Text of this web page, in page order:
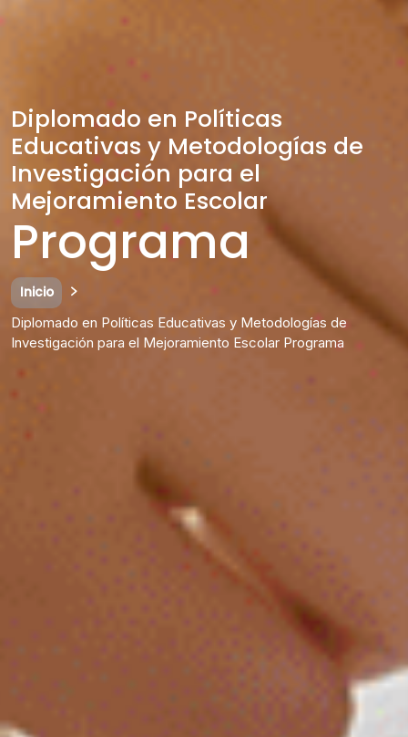
Diplomado en Políticas
Educativas y Metodologías de
Investigación para el
Mejoramiento Escolar
Programa
Inicio
Diplomado en Políticas Educativas y Metodologías de
Investigación para el Mejoramiento Escolar Programa